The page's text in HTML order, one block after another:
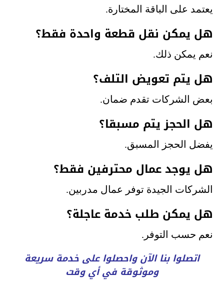
يعتمد على الباقة المختارة.
هل يمكن نقل قطعة واحدة فقط؟
نعم يمكن ذلك.
هل يتم تعويض التلف؟
بعض الشركات تقدم ضمان.
هل الحجز يتم مسبقا؟
يفضل الحجز المسبق.
هل يوجد عمال محترفين فقط؟
الشركات الجيدة توفر عمال مدربين.
هل يمكن طلب خدمة عاجلة؟
نعم حسب التوفر.
اتصلوا بنا الآن واحصلوا على خدمة سريعة
وموثوقة في أي وقت